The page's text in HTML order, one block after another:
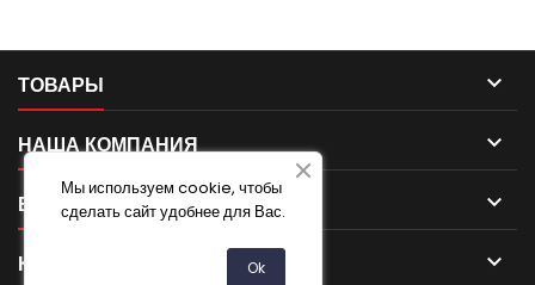
Крупнейший ассортимент...
ТОВАРЫ 
НАША КОМПАНИЯ 
ВАША УЧЕТНАЯ ЗАПИСЬ 
КОНТАКТ 
Мы используем cookie, чтобы
сделать сайт удобнее для Вас.
Ok